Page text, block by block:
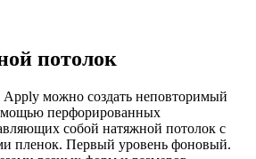
потолок
Apply можно создать неповторимый
перфорированных
собой натяжной потолок с
пленок. Первый уровень фоновый.